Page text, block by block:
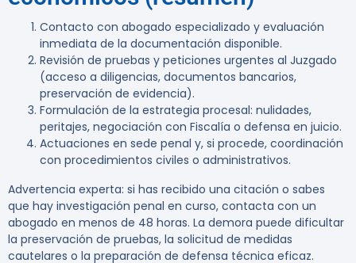
Contacto con abogado especializado y evaluación
inmediata de la documentación disponible.
Revisión de pruebas y peticiones urgentes al Juzgado
(acceso a diligencias, documentos bancarios,
preservación de evidencia).
Formulación de la estrategia procesal: nulidades,
peritajes, negociación con Fiscalía o defensa en juicio.
Actuaciones en sede penal y, si procede, coordinación
con procedimientos civiles o administrativos.
Advertencia experta: si has recibido una citación o sabes
que hay investigación penal en curso, contacta con un
abogado en menos de 48 horas. La demora puede dificultar
la preservación de pruebas, la solicitud de medidas
cautelares o la preparación de defensa técnica eficaz.